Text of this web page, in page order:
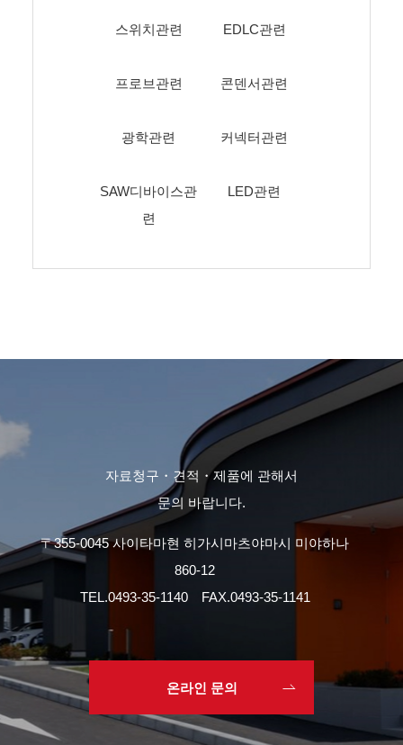
스위치관련 EDLC관련
프로브관련 콘덴서관련
광학관련 커넥터관련
SAW디바이스관
련
LED관련
자료청구・견적・제품에 관해서
문의 바랍니다.
〒355-0045 사이타마현 히가시마츠야마시 미야하나
860-12
TEL.0493-35-1140 FAX.0493-35-1141
온라인 문의